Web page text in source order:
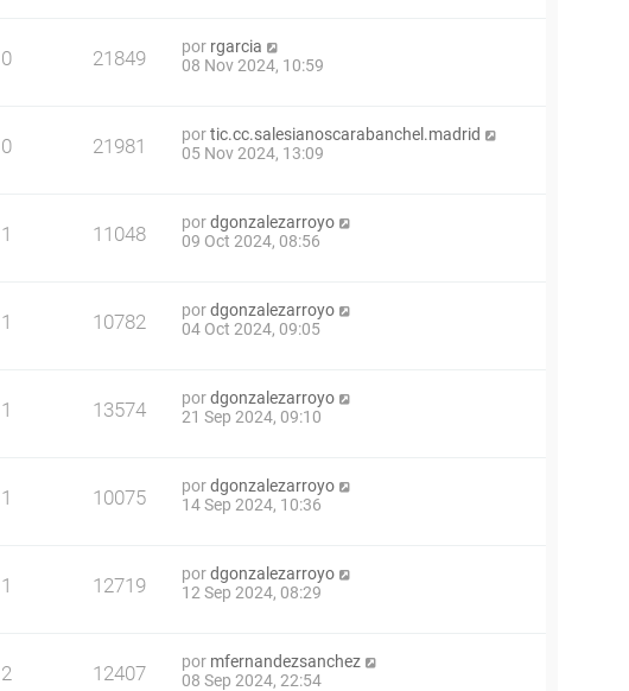
0 21849 por rgarcia
08 Nov 2024, 10:59
0 21981 portic.cc.salesianoscarabanchel.madrid
05 Nov 2024, 13:09
1 11048 pordgonzalezarroyo
09 Oct 2024, 08:56
1 10782 pordgonzalezarroyo
04 Oct 2024, 09:05
1 13574 pordgonzalezarroyo
21 Sep 2024, 09:10
1 10075 pordgonzalezarroyo
14 Sep 2024, 10:36
1 12719 pordgonzalezarroyo
12 Sep 2024, 08:29
2 12407 por mfernandezsanchez
08 Sep 2024, 22:54